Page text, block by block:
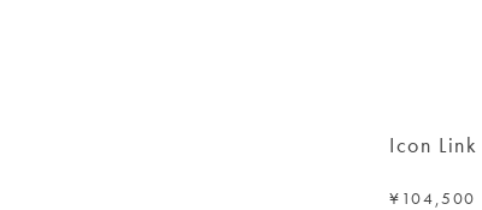
Icon
¥104,500